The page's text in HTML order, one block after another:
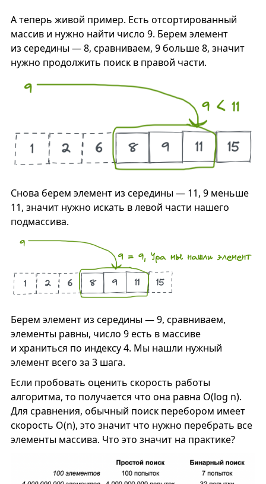
А теперь живой пример. Есть отсортированный
массив и нужно найти число 9. Берем элемент
из середины — 8, сравниваем, 9 больше 8, значит
нужно продолжить поиск в правой части.
Снова берем элемент из середины — 11, 9 меньше
11, значит нужно искать в левой части нашего
подмассива.
Берем элемент из середины — 9, сравниваем,
элементы равны, число 9 есть в массиве
и храниться по индексу 4. Мы нашли нужный
элемент всего за 3 шага.
Если пробовать оценить скорость работы
алгоритма, то получается что она равна O(log n).
Для сравнения, обычный поиск перебором имеет
скорость O(n), это значит что нужно перебрать все
элементы массива. Что это значит на практике?